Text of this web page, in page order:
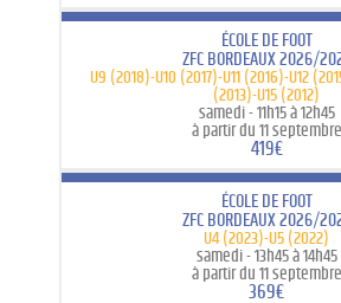
ÉCOLE DE FOOT
ZFC BORDEAUX 2026/
U9 (2018)-U10 (2017)-U11 (2016)-U12
(2013)-U15 (2012)
samedi - 11h15 à 12h45
à partir du 11 septembre
419€
ÉCOLE DE FOOT
ZFC BORDEAUX 2026/
U4 (2023)-U5 (2022)
samedi - 13h45 à 14h45
à partir du 11 septembre
369€